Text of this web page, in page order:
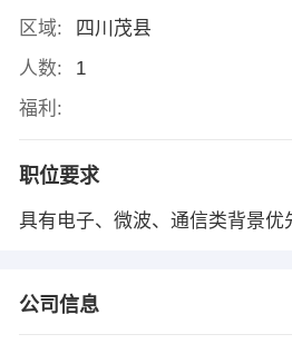
区域:
四川茂县
人数:
1
福利:
职位要求
具有电子、微波、通信类背景优
公司信息